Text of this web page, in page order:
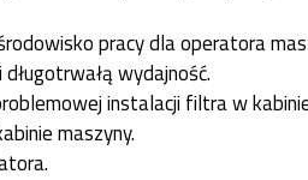
pracy dla operatora
wydajność.
instalacji filtra w
maszyny.